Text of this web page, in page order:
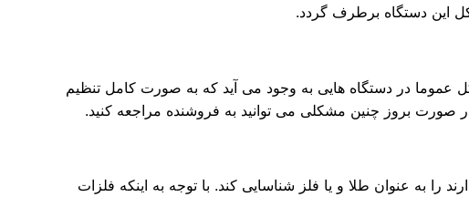
این دستگاه برطرف گردد.
عموما در دستگاه هایی به وجود می آید که به صورت کامل تنظیم
در صورت بروز چنین مشکلی می توانید به فروشنده مراجعه کنید.
به عنوان طلا و یا فلز شناسایی کند. با توجه به اینکه فلزات